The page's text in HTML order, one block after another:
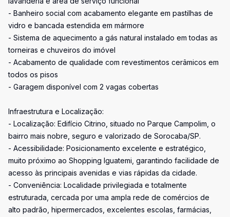
- Banheiro social com acabamento elegante em pastilhas de
vidro e bancada estendida em mármore
- Sistema de aquecimento a gás natural instalado em todas as
torneiras e chuveiros do imóvel
- Acabamento de qualidade com revestimentos cerâmicos em
todos os pisos
- Garagem disponível com 2 vagas cobertas
Infraestrutura e Localização:
- Localização: Edifício Citrino, situado no Parque Campolim, o
bairro mais nobre, seguro e valorizado de Sorocaba/SP.
- Acessibilidade: Posicionamento excelente e estratégico,
muito próximo ao Shopping Iguatemi, garantindo facilidade de
acesso às principais avenidas e vias rápidas da cidade.
- Conveniência: Localidade privilegiada e totalmente
estruturada, cercada por uma ampla rede de comércios de
alto padrão, hipermercados, excelentes escolas, farmácias,